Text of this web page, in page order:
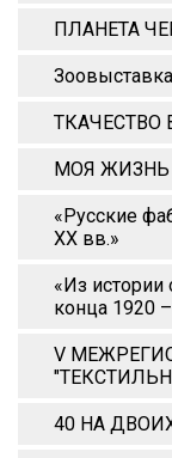
ПЛАНЕТА
ТКАЧЕСТВО
МОЯ ЖИЗНЬ
«Русские
XX вв.»
«Из истории
конца 1920
V
40 НА